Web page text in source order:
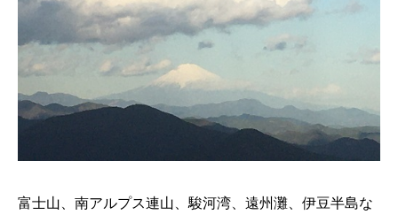
富士山、南アルプス連山、駿河湾、遠州灘、伊豆半島な